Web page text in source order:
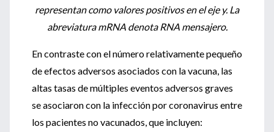
representan como valores positivos en el eje y. La
abreviatura mRNA denota RNA mensajero.
En contraste con el número relativamente pequeño
de efectos adversos asociados con la vacuna, las
altas tasas de múltiples eventos adversos graves
se asociaron con la infección por coronavirus entre
los pacientes no vacunados, que incluyen: